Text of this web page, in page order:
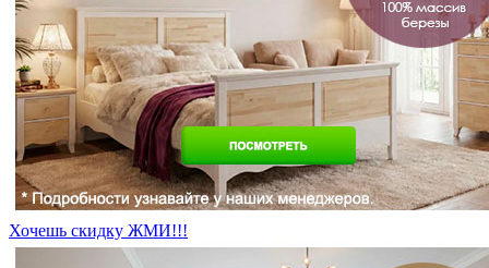
Хочешь скидку ЖМИ!!!